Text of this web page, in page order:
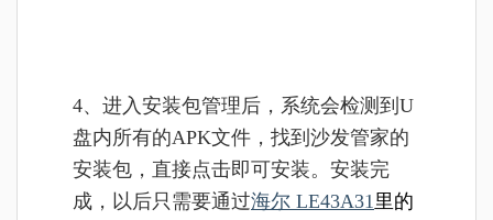
4、进入安装包管理后，系统会检测到U
盘内所有的APK文件，找到沙发管家的
安装包，直接点击即可安装。安装完
成，以后只需要通过海尔 LE43A31 里的